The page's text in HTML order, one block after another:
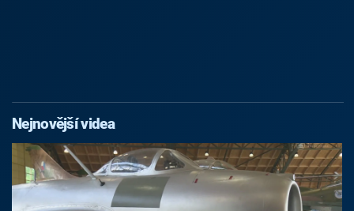
Nejnovější videa